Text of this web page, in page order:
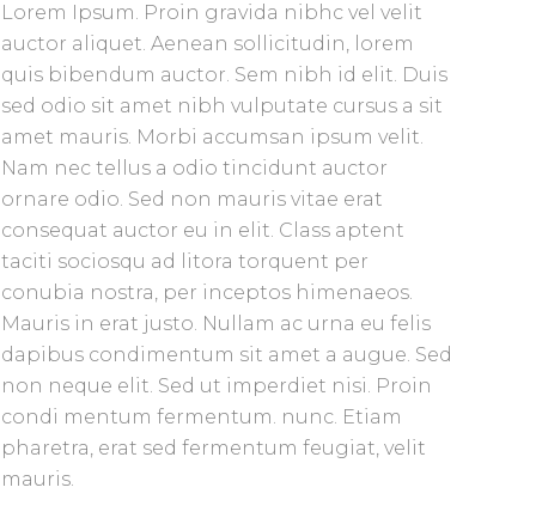
Lorem Ipsum. Proin gravida nibhc vel velit
auctor aliquet. Aenean sollicitudin, lorem
quis bibendum auctor. Sem nibh id elit. Duis
sed odio sit amet nibh vulputate cursus a sit
amet mauris. Morbi accumsan ipsum velit.
Nam nec tellus a odio tincidunt auctor
ornare odio. Sed non mauris vitae erat
consequat auctor eu in elit. Class aptent
taciti sociosqu ad litora torquent per
conubia nostra, per inceptos himenaeos.
Mauris in erat justo. Nullam ac urna eu felis
dapibus condimentum sit amet a augue. Sed
non neque elit. Sed ut imperdiet nisi. Proin
condi mentum fermentum. nunc. Etiam
pharetra, erat sed fermentum feugiat, velit
mauris.